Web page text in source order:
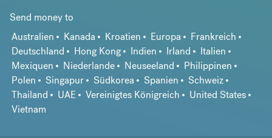
Send money to
Australien
Kanada Kroatien Europa
Frankreich
Deutschland
Hong Kong Indien Irland
Italien
Mexiquen
Niederlande Neuseeland
Philippinen
Polen
Singapur Südkorea Spanien
Schweiz
Thailand
UAE Vereinigtes Königreich
United States
Vietnam